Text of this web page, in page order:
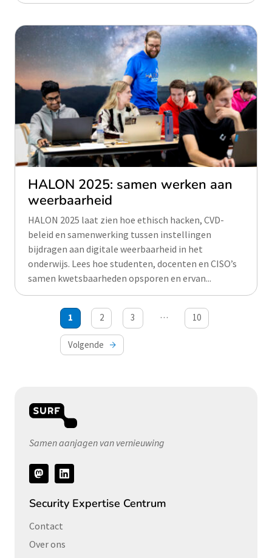
HALON 2025: samen werken aan
weerbaarheid
HALON 2025 laat zien hoe ethisch hacken, CVD-
beleid en samenwerking tussen instellingen
bijdragen aan digitale weerbaarheid in het
onderwijs. Lees hoe studenten, docenten en CISO’s
samen kwetsbaarheden opsporen en ervan...
Berichten
paginering
1 2 3 … 10
Volgende
Samen aanjagen van vernieuwing
Volg
ons
Security Expertise Centrum
Contact
Over ons